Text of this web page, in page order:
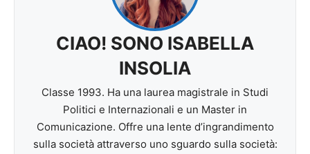
CIAO! SONO ISABELLA
INSOLIA
Classe 1993. Ha una laurea magistrale in Studi
Politici e Internazionali e un Master in
Comunicazione. Offre una lente d’ingrandimento
sulla società attraverso uno sguardo sulla società: